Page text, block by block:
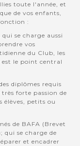
toute l'année, et
de vos enfants,
:
se charge aussi
vos
du Club, les
est le point central
diplômes requis
forte passion de
élèves, petits ou
de BAFA (Brevet
se charge de
et encadrer